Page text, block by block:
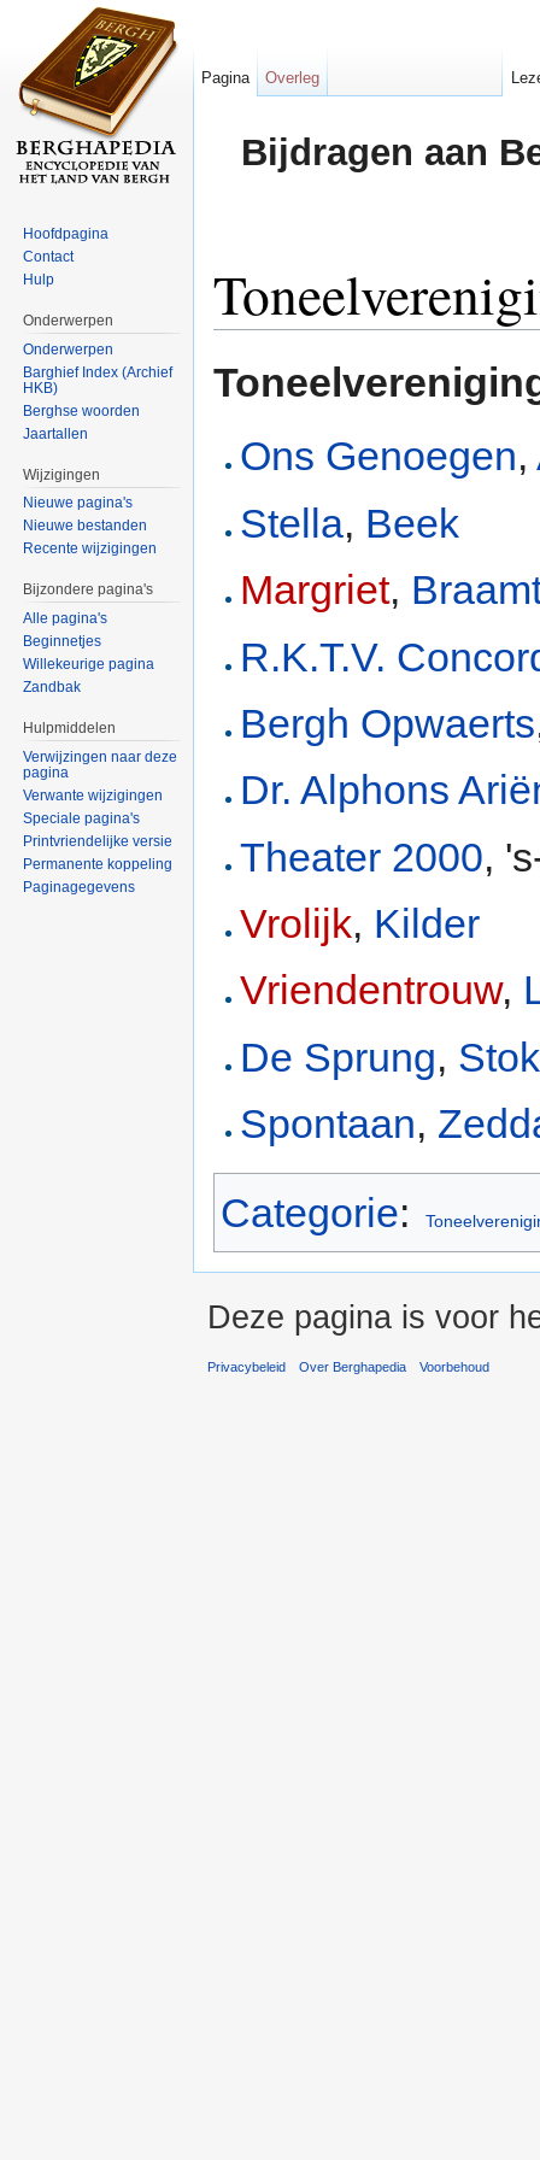
Bijdragen aan
Ons Genoegen,
Stella, Beek
Margriet,
R.K.T.V.
Bergh Opwaerts
Dr. Alphons
Theater 2000,
Vrolijk, Kilder
Vriendentrouw,
De Sprung,
Spontaan,
Categorie:
Pagina Overleg
Hoofdpagina
Contact
Hulp
Onderwerpen
Onderwerpen
Barghief Index (Archief
HKB)
Berghse woorden
Jaartallen
Wijzigingen
Nieuwe pagina's
Nieuwe bestanden
Recente wijzigingen
Bijzondere pagina's
Alle pagina's
Beginnetjes
Willekeurige pagina
Zandbak
Hulpmiddelen
Verwijzingen naar deze
pagina
Verwante wijzigingen
Speciale pagina's
Printvriendelijke versie
Permanente koppeling
Paginagegevens
Deze pagina is voor
Privacybeleid Over Berghapedia Voorbehoud